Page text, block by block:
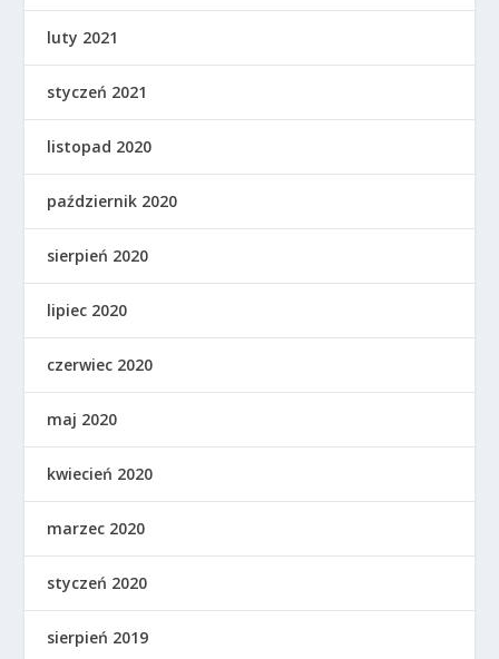
luty 2021
styczeń 2021
listopad 2020
październik 2020
sierpień 2020
lipiec 2020
czerwiec 2020
maj 2020
kwiecień 2020
marzec 2020
styczeń 2020
sierpień 2019